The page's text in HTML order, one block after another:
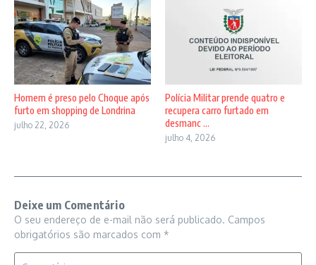
Homem é preso pelo Choque após
furto em shopping de Londrina
julho 22, 2026
Polícia Militar prende quatro e
recupera carro furtado em
desmanc ...
julho 4, 2026
Deixe um Comentário
O seu endereço de e-mail não será publicado. Campos
obrigatórios são marcados com *